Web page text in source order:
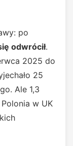
po
odwrócił.
2025 do
25
Ale 1,3
w UK